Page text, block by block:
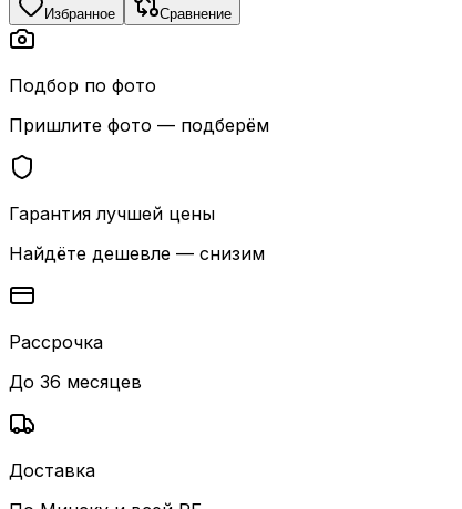
Избранное Сравнение
Подбор по фото
Пришлите фото — подберём
Гарантия лучшей цены
Найдёте дешевле — снизим
Рассрочка
До 36 месяцев
Доставка